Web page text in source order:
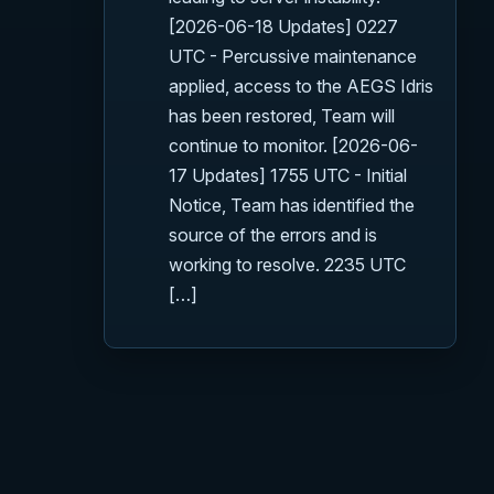
[2026-06-18 Updates] 0227
UTC - Percussive maintenance
applied, access to the AEGS Idris
has been restored, Team will
continue to monitor. [2026-06-
17 Updates] 1755 UTC - Initial
Notice, Team has identified the
source of the errors and is
working to resolve. 2235 UTC
[…]